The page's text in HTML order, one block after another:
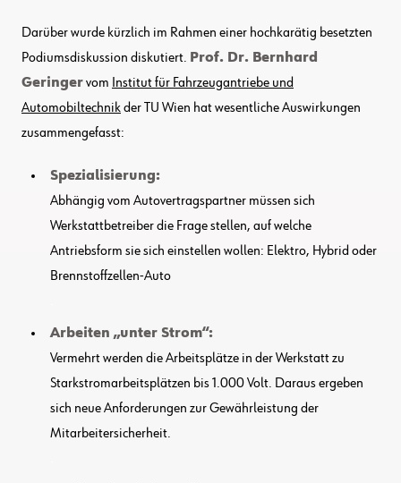
Darüber wurde kürzlich im Rahmen einer hochkarätig besetzten
Podiumsdiskussion diskutiert. Prof. Dr. Bernhard
Geringervom Institut für Fahrzeugantriebe und
Automobiltechnikder TU Wien hat wesentliche Auswirkungen
zusammengefasst:
Spezialisierung:
Abhängig vom Autovertragspartner müssen sich
Werkstattbetreiber die Frage stellen, auf welche
Antriebsform sie sich einstellen wollen: Elektro, Hybrid oder
Brennstoffzellen-Auto
Arbeiten „unter Strom“:
Vermehrt werden die Arbeitsplätze in der Werkstatt zu
Starkstromarbeitsplätzen bis 1.000 Volt. Daraus ergeben
sich neue Anforderungen zur Gewährleistung der
Mitarbeitersicherheit.